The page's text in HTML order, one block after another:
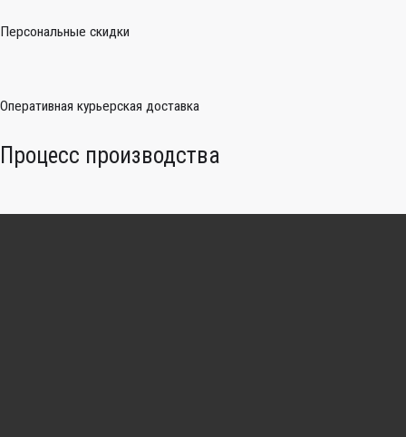
Персональные скидки
Оперативная курьерская доставка
Процесс производства